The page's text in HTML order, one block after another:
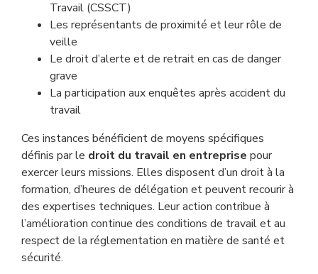
Travail (CSSCT)
Les représentants de proximité et leur rôle de
veille
Le droit d’alerte et de retrait en cas de danger
grave
La participation aux enquêtes après accident du
travail
Ces instances bénéficient de moyens spécifiques
définis par le droit du travail en entreprise pour
exercer leurs missions. Elles disposent d’un droit à la
formation, d’heures de délégation et peuvent recourir à
des expertises techniques. Leur action contribue à
l’amélioration continue des conditions de travail et au
respect de la réglementation en matière de santé et
sécurité.